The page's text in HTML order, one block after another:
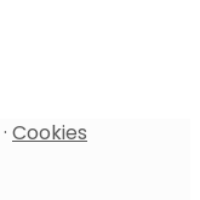
· Cookies